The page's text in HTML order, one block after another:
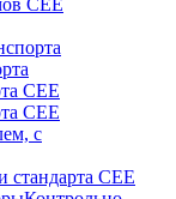
CEE
CEE
с
стандарта CEE